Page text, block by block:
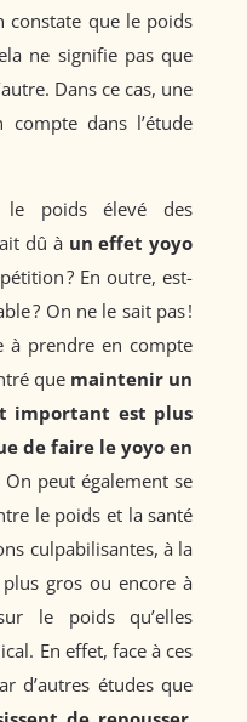
constate que le poids
ne signifie pas que
Dans ce cas, une
dans l’étude
le poids élevé des
dû à un effet yoyo
? En outre, est-
? On ne le sait pas !
à prendre en compte
que maintenir un
important est plus
de faire le yoyo en
On peut également se
le poids et la santé
culpabilisantes, à la
gros ou encore à
le poids qu’elles
En effet, face à ces
d’autres études que